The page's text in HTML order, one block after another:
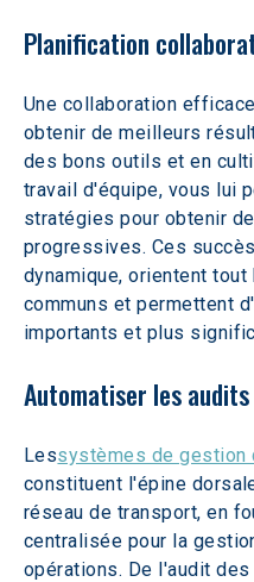
Planification
Une collaboration
obtenir de meilleurs
des bons outils et en
travail d'équipe, vous lui
stratégies pour obtenir
progressives. Ces
dynamique, orientent
communs et permettent
importants et plus
Automatiser les
Lessystèmes de gestion
constituent l'épine
réseau de transport, en
centralisée pour la
opérations. De l'audit